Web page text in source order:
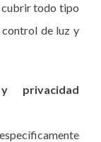
cubrir todo tipo
control de luz y
privacidad